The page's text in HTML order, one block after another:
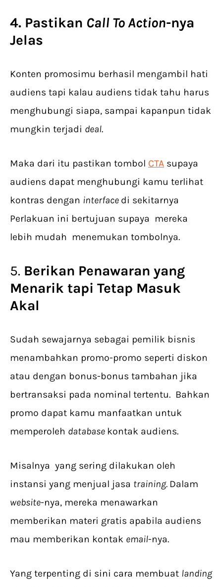
4. Pastikan Call To Action-nya
Jelas
Konten promosimu berhasil mengambil hati
audiens tapi kalau audiens tidak tahu harus
menghubungi siapa, sampai kapanpun tidak
mungkin terjadi deal.
Maka dari itu pastikan tombol CTA supaya
audiens dapat menghubungi kamu terlihat
kontras dengan interface di sekitarnya
Perlakuan ini bertujuan supaya mereka
lebih mudah menemukan tombolnya.
5. Berikan Penawaran yang
Menarik tapi Tetap Masuk
Akal
Sudah sewajarnya sebagai pemilik bisnis
menambahkan promo-promo seperti diskon
atau dengan bonus-bonus tambahan jika
bertransaksi pada nominal tertentu. Bahkan
promo dapat kamu manfaatkan untuk
memperoleh database kontak audiens.
Misalnya yang sering dilakukan oleh
instansi yang menjual jasa training. Dalam
website-nya, mereka menawarkan
memberikan materi gratis apabila audiens
mau memberikan kontak email-nya.
Yang terpenting di sini cara membuat landing